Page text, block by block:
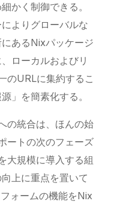
かく制御できる。
よりグローバルな
あるNixパッケージ
ローカルおよびリ
のURLに集約するこ
」を簡素化する。
統合は、ほんの始
ートの次のフェーズ
大規模に導入する組
上に重点を置いて
ォームの機能をNix